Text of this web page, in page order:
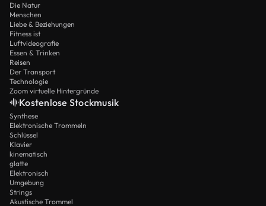
Die Natur
Menschen
Liebe & Beziehungen
Fitness ist
Luftvideografie
Essen & Trinken
Reisen
Der Transport
Technologie
Zoom virtuelle Hintergründe
Kostenlose Stockmusik
Synthese
Elektronische Trommeln
Schlüssel
Klavier
kinematisch
glatte
Elektronisch
Umgebung
Strings
Akustische Trommel